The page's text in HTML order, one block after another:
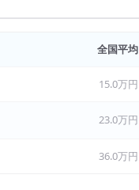
全国平均
15.0万円
23.0万円
36.0万円